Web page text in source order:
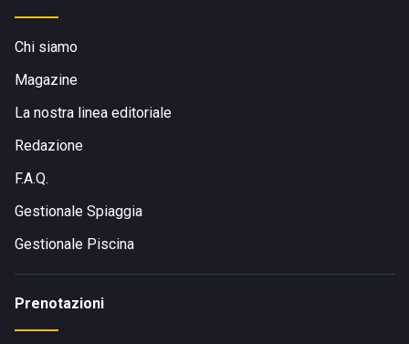
Chi siamo
Magazine
La nostra linea editoriale
Redazione
F.A.Q.
Gestionale Spiaggia
Gestionale Piscina
Prenotazioni